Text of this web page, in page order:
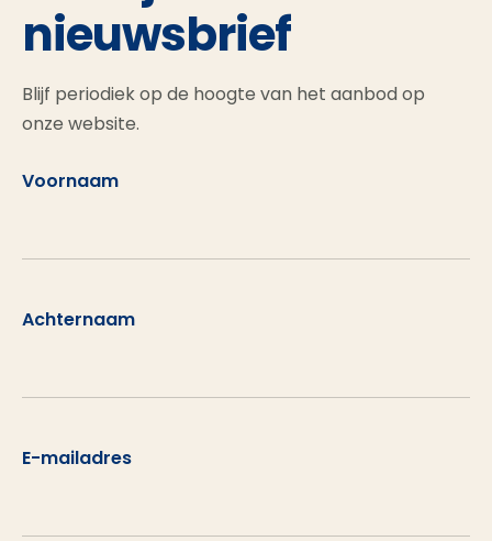
nieuwsbrief
Blijf periodiek op de hoogte van het aanbod op
onze website.
Voornaam
Achternaam
E-mailadres